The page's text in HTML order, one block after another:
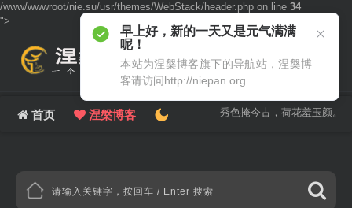
/www/wwwroot/nie.su/usr/themes/WebStack/header.php on line 34
">
首页 涅槃博客 秀色掩今古，荷花羞玉颜。
早上好，新的一天又是元气满满
呢！
本站为涅槃博客旗下的导航站，涅槃博
客请访问http://niepan.org